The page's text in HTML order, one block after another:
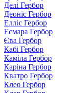
Делі Гербор
Деоніс Гербор
Елліс Гербор
Есмара Гербор
Єва Гербор
Кабі Гербор
Каміла Гербор
Каріна Гербор
Кватро Гербор
Клео Гербор